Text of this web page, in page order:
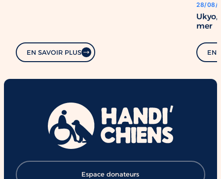
EN SAVOIR PLUS
28/08/
Ukyo,
mer
EN
Espace donateurs